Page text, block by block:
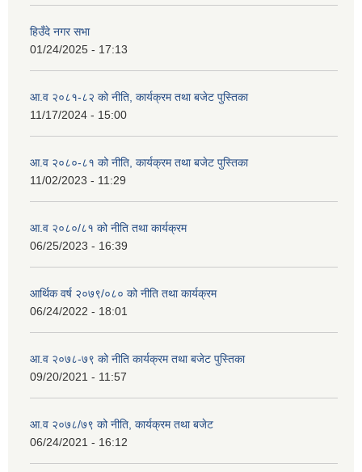
हिउँदे नगर सभा
01/24/2025 - 17:13
आ.व २०८१-८२ को नीति, कार्यक्रम तथा बजेट पुस्तिका
11/17/2024 - 15:00
आ.व २०८०-८१ को नीति, कार्यक्रम तथा बजेट पुस्तिका
11/02/2023 - 11:29
आ.व २०८०/८१ को नीति तथा कार्यक्रम
06/25/2023 - 16:39
आर्थिक वर्ष २०७९/०८० को नीति तथा कार्यक्रम
06/24/2022 - 18:01
आ.व २०७८-७९ को नीति कार्यक्रम तथा बजेट पुस्तिका
09/20/2021 - 11:57
आ.व २०७८/७९ को नीति, कार्यक्रम तथा बजेट
06/24/2021 - 16:12